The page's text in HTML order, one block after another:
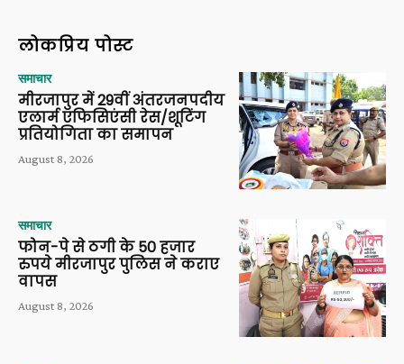
लोकप्रिय पोस्ट
समाचार
मीरजापुर में 29वीं अंतरजनपदीय
एलार्म एफिसिएंसी रेस/शूटिंग
प्रतियोगिता का समापन
August 8, 2026
समाचार
फोन-पे से ठगी के 50 हजार
रुपये मीरजापुर पुलिस ने कराए
वापस
August 8, 2026